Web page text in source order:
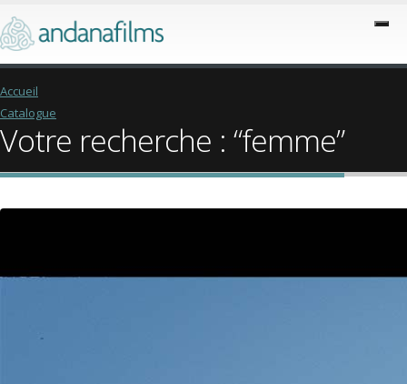
Accueil
Catalogue
Votre recherche : “femme”